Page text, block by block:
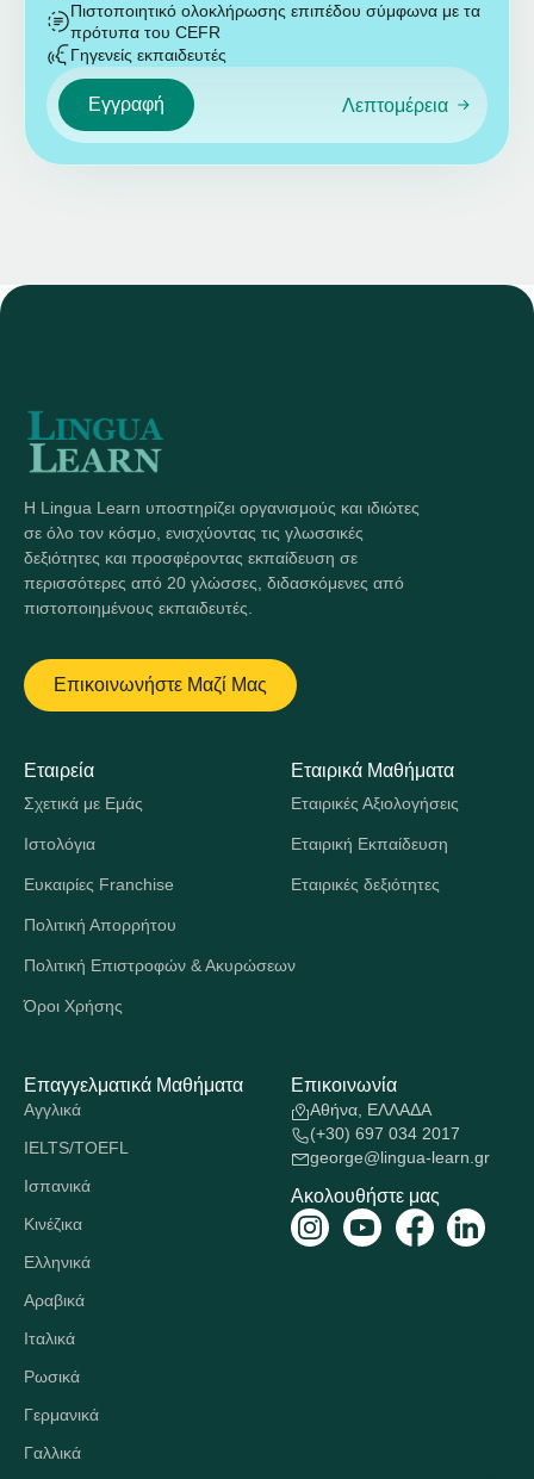
Πιστοποιητικό ολοκλήρωσης επιπέδου σύμφωνα με τα
πρότυπα του CEFR
Γηγενείς εκπαιδευτές
Εγγραφή Λεπτομέρεια
Η Lingua Learn υποστηρίζει οργανισμούς και ιδιώτες
σε όλο τον κόσμο, ενισχύοντας τις γλωσσικές
δεξιότητες και προσφέροντας εκπαίδευση σε
περισσότερες από 20 γλώσσες, διδασκόμενες από
πιστοποιημένους εκπαιδευτές.
Επικοινωνήστε Μαζί Μας
Εταιρεία
Σχετικά με Εμάς
Ιστολόγια
Ευκαιρίες Franchise
Πολιτική Απορρήτου
Πολιτική Επιστροφών & Ακυρώσεων
Όροι Χρήσης
Εταιρικά Μαθήματα
Εταιρικές Αξιολογήσεις
Εταιρική Εκπαίδευση
Εταιρικές δεξιότητες
Επαγγελματικά Μαθήματα
Αγγλικά
IELTS/TOEFL
Ισπανικά
Κινέζικα
Ελληνικά
Αραβικά
Ιταλικά
Ρωσικά
Γερμανικά
Γαλλικά
Επικοινωνία
Αθήνα, ΕΛΛΑΔΑ
(+30) 697 034 2017
george@lingua-learn.gr
Ακολουθήστε μας